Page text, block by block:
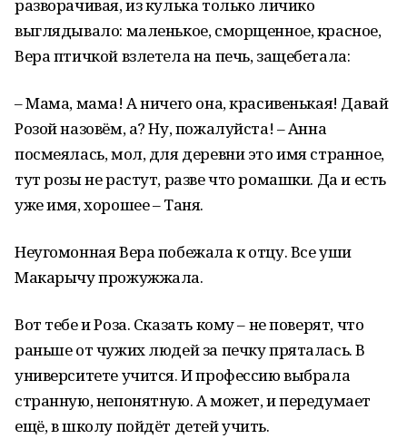
разворачивая, из кулька только личико
выглядывало: маленькое, сморщенное, красное,
Вера птичкой взлетела на печь, защебетала:
– Мама, мама! А ничего она, красивенькая! Давай
Розой назовём, а? Ну, пожалуйста! – Анна
посмеялась, мол, для деревни это имя странное,
тут розы не растут, разве что ромашки. Да и есть
уже имя, хорошее – Таня.
Неугомонная Вера побежала к отцу. Все уши
Макарычу прожужжала.
Вот тебе и Роза. Сказать кому – не поверят, что
раньше от чужих людей за печку пряталась. В
университете учится. И профессию выбрала
странную, непонятную. А может, и передумает
ещё, в школу пойдёт детей учить.